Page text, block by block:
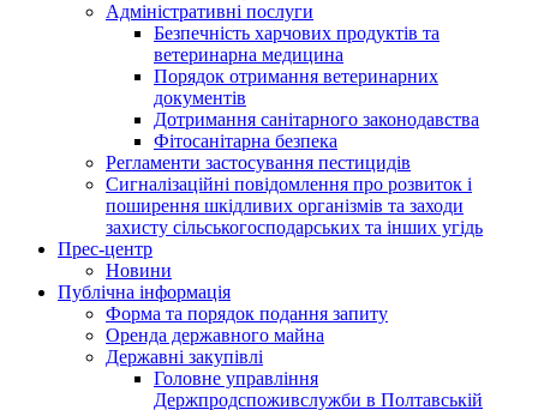
Адміністративні послуги
Безпечність харчових продуктів та
ветеринарна медицина
Порядок отримання ветеринарних
документів
Дотримання санітарного законодавства
Фітосанітарна безпека
Регламенти застосування пестицидів
Сигналізаційні повідомлення про розвиток і
поширення шкідливих організмів та заходи
захисту сільськогосподарських та інших угідь
Прес-центр
Новини
Публічна інформація
Форма та порядок подання запиту
Оренда державного майна
Державні закупівлі
Головне управління
Держпродспоживслужби в Полтавській